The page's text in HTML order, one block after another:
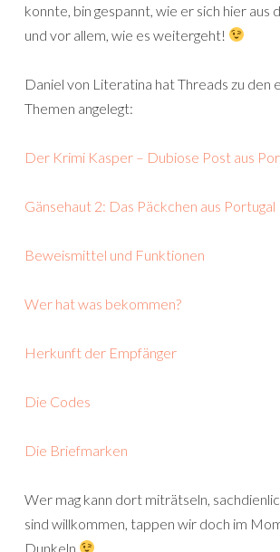
konnte, bin gespannt, wie er sich hier aus
und vor allem, wie es weitergeht!
Daniel von Literatina hat Threads zu den
Themen angelegt:
Der Krimi Kasper – Dubiose Post aus
Gänsehaut 2: Das Päckchen aus Portugal
Beweismittel und Funktionen
Wer hat was bekommen?
Herkunft der Empfänger
Die Codes
Die Briefmarken
Wer mag kann dort miträtseln,
sind willkommen, tappen wir doch im
Dunkeln